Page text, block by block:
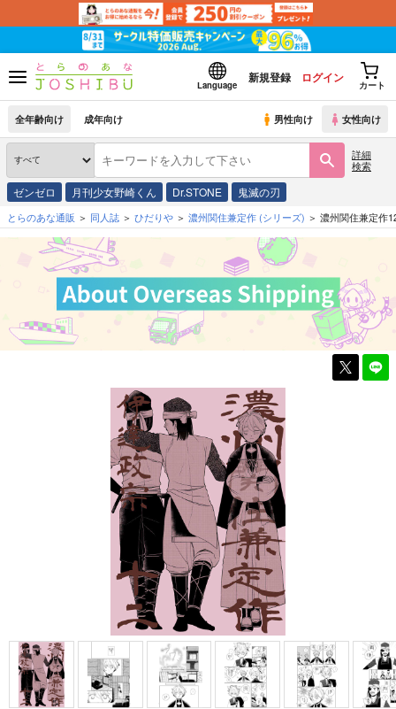
Language
新規登録 ログイン
カート
全年齢向け 成年向け 男性向け 女性向け
詳細
検索
ゼンゼロ 月刊少女野崎くん Dr.STONE 鬼滅の刃
とらのあな通販 同人誌 ひだりや 濃州関住兼定作 (シリーズ) 濃州関住兼定作